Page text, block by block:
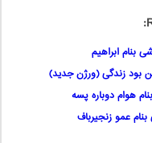
بنام ابراهیم
بود زندگی (ورژن جدید)
هوام دوباره پسه
عمو زنجیرباف